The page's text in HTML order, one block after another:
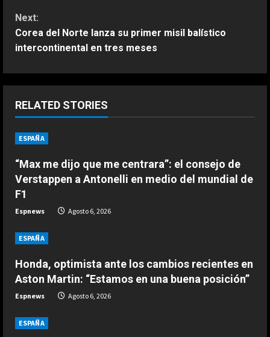
t
i
u
e
R
e
a
d
i
n
g
Next:
Corea del Norte lanza su primer misil balístico
intercontinental en tres meses
RELATED STORIES
ESPAÑA
“Max me dijo que me centrara”: el consejo de
Verstappen a Antonelli en medio del mundial de
F1
Espnews Agosto 6, 2026
ESPAÑA
Honda, optimista ante los cambios recientes en
Aston Martin: “Estamos en una buena posición”
Espnews Agosto 6, 2026
ESPAÑA
2
consejo de Verstappen a Antonelli
en medio del mundial de F1
3
ESPAÑA
Agosto 6, 2026
El jefe de Ducati alucina con la